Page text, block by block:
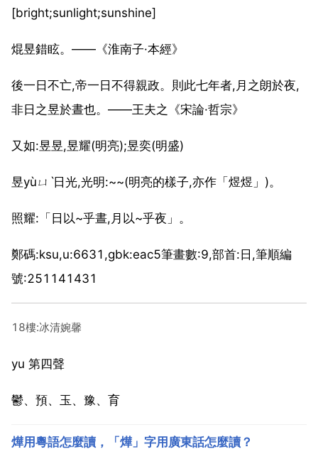
[bright;sunlight;sunshine]
焜昱錯眩。——《淮南子·本經》
後一日不亡,帝一日不得親政。則此七年者,月之朗於夜,
非日之昱於晝也。——王夫之《宋論·哲宗》
又如:昱昱,昱耀(明亮);昱奕(明盛)
昱yùㄩˋ日光,光明:~~(明亮的樣子,亦作「煜煜」)。
照耀:「日以~乎晝,月以~乎夜」。
鄭碼:ksu,u:6631,gbk:eac5筆畫數:9,部首:日,筆順編
號:251141431
18樓:冰清婉馨
yu 第四聲
鬱、預、玉、豫、育
燁用粵語怎麼讀，「燁」字用廣東話怎麼讀？